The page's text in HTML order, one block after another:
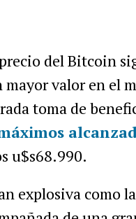
del Bitcoin
valor en el
toma de
u$s68.990.
explosiva como